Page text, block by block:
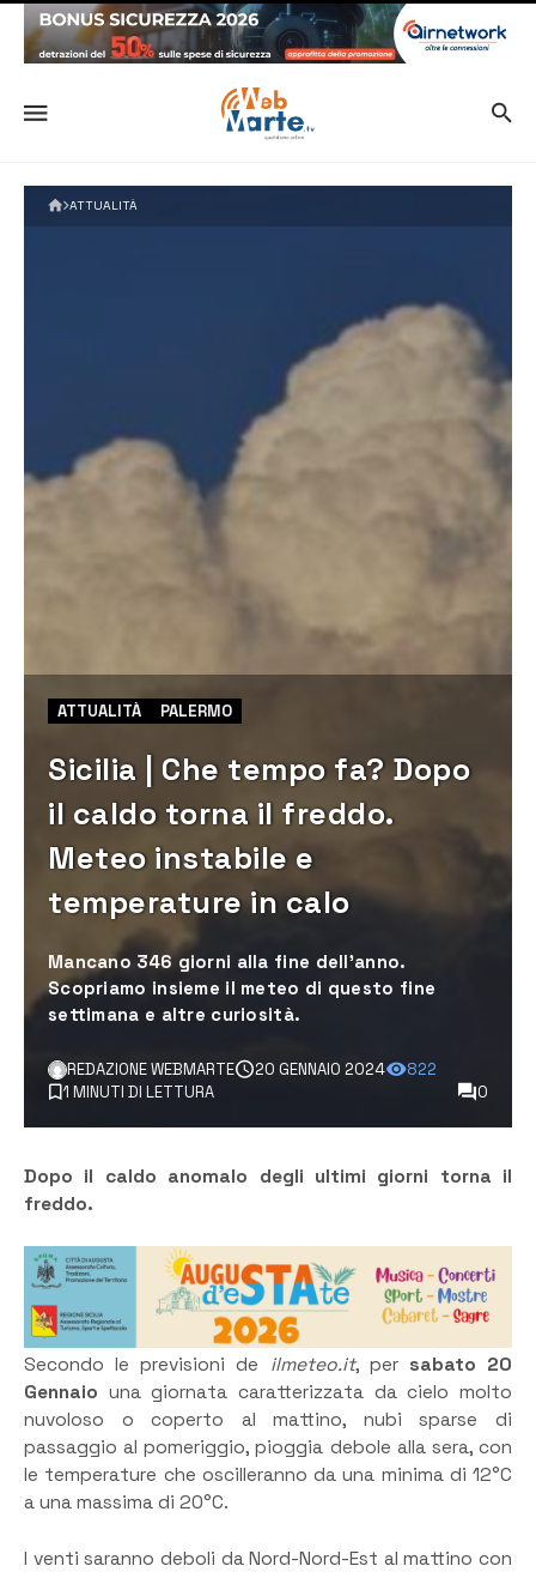
ATTUALITÀ
ATTUALITÀ PALERMO
Sicilia | Che tempo fa? Dopo
il caldo torna il freddo.
Meteo instabile e
temperature in calo
Mancano 346 giorni alla fine dell'anno.
Scopriamo insieme il meteo di questo fine
settimana e altre curiosità.
REDAZIONE WEBMARTE 20 GENNAIO 2024
822
1 MINUTI DI LETTURA
0
Dopo il caldo anomalo degli ultimi giorni torna il
freddo.
Secondo le previsioni de ilmeteo.it, per sabato 20
Gennaio una giornata caratterizzata da cielo molto
nuvoloso o coperto al mattino, nubi sparse di
passaggio al pomeriggio, pioggia debole alla sera, con
le temperature che oscilleranno da una minima di 12°C
a una massima di 20°C.
I venti saranno deboli da Nord-Nord-Est al mattino con